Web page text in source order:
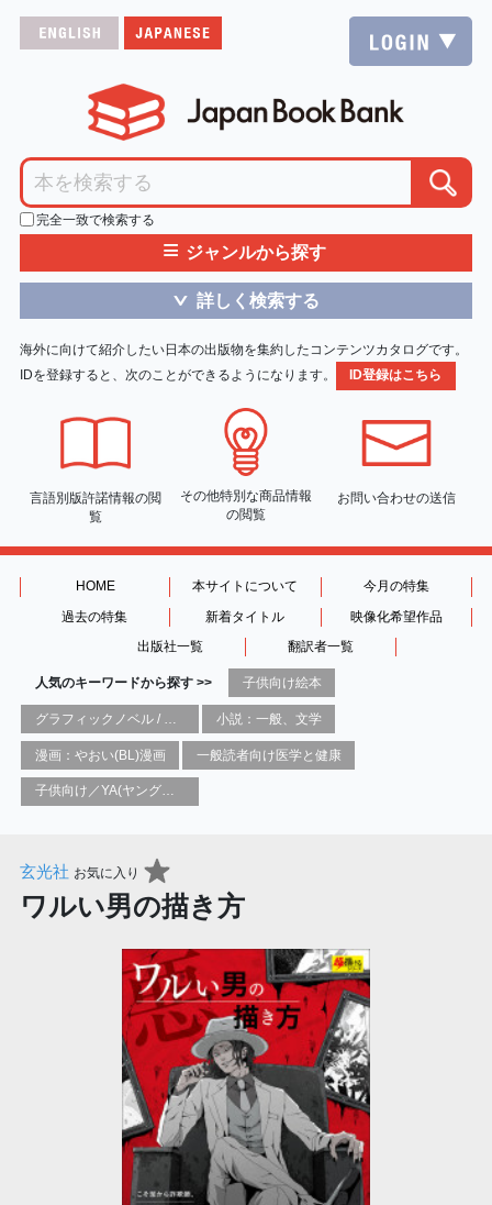
完全一致で検索する
≡ ジャンルから探す
＞ 詳しく検索する
海外に向けて紹介したい日本の出版物を集約したコンテンツカタログです。
IDを登録すると、次のことができるようになります。
ID登録はこちら
言語別版許諾情報の閲
覧
その他特別な商品情報
の閲覧
お問い合わせの送信
HOME 本サイトについて
今月の特集
過去の特集
新着タイトル
映像化希望作品
出版社一覧
翻訳者一覧
人気のキーワードから探す >> 子供向け絵本
小説：一般、文学
漫画：やおい(BL)漫画 一般読者向け医学と健康
子供向け／YA(ヤングアダルト)向け一般：芸術&芸術家
玄光社 お気に入り
ワルい男の描き方